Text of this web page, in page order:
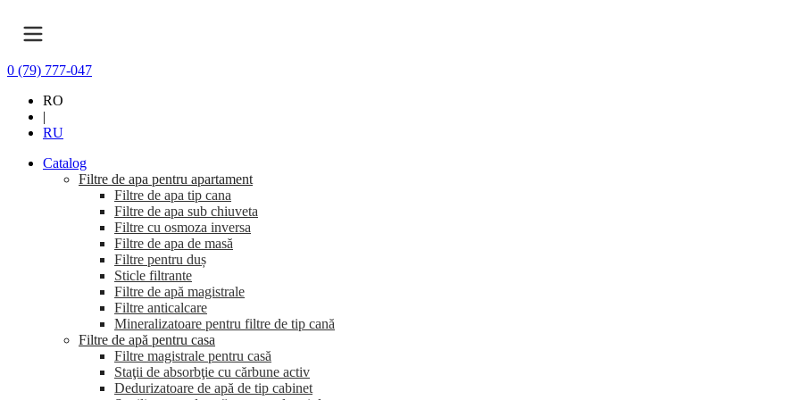
0 (79) 777-047
RO
|
RU
Catalog
Filtre de apa pentru apartament
Filtre de apa tip cana
Filtre de apa sub chiuveta
Filtre cu osmoza inversa
Filtre de apa de masă
Filtre pentru duș
Sticle filtrante
Filtre de apă magistrale
Filtre anticalcare
Mineralizatoare pentru filtre de tip cană
Filtre de apă pentru casa
Filtre magistrale pentru casă
Staţii de absorbţie cu cărbune activ
Dedurizatoare de apă de tip cabinet